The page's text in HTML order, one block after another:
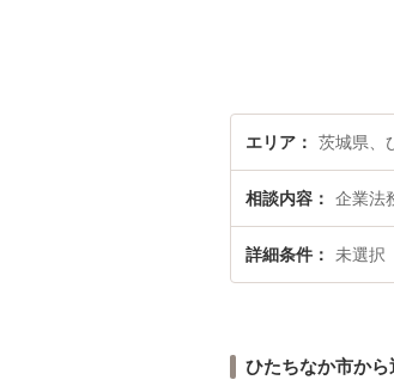
エリア 茨城県、
相談内容 企業法
詳細条件 未選択
ひたちなか市か